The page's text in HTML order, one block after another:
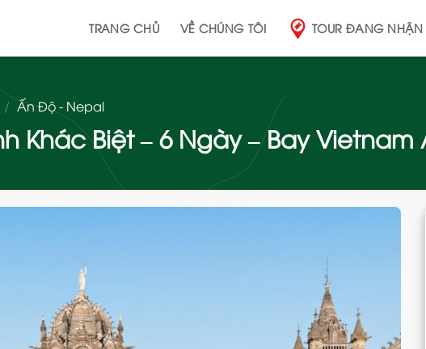
TRANG CHỦ VỀ CHÚNG TÔI TOUR ĐANG
/ Ấn Độ - Nepal
Khác Biệt – 6 Ngày – Bay Vietnam